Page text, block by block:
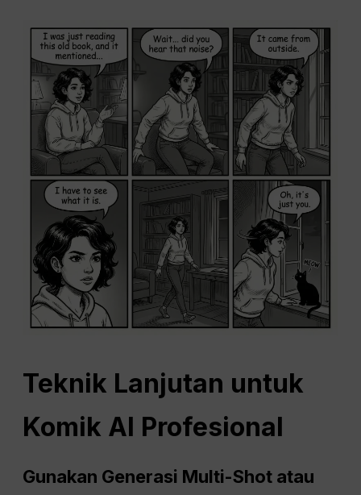
Teknik Lanjutan untuk
Komik AI Profesional
Gunakan Generasi Multi-Shot atau